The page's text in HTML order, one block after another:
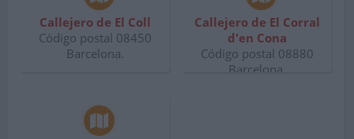
Callejero de El Coll
Código postal 08450
Barcelona.
Callejero de El Corral
d'en Cona
Código postal 08880
Barcelona.